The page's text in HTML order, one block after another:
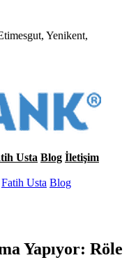
Yenikent,
Usta Blog İletişim
Fatih Usta Blog
Yapıyor: Röle